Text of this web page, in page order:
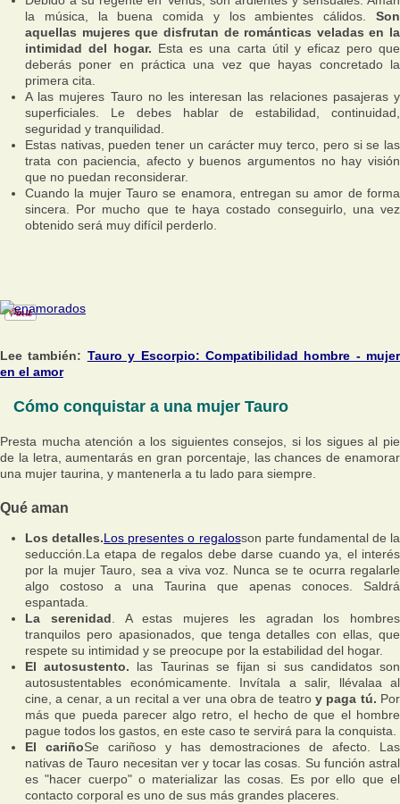
la música, la buena comida y los ambientes cálidos. Son
aquellas mujeres que disfrutan de románticas veladas en la
intimidad del hogar. Esta es una carta útil y eficaz pero que
deberás poner en práctica una vez que hayas concretado la
primera cita.
A las mujeres Tauro no les interesan las relaciones pasajeras y
superficiales. Le debes hablar de estabilidad, continuidad,
seguridad y tranquilidad.
Estas nativas, pueden tener un carácter muy terco, pero si se las
trata con paciencia, afecto y buenos argumentos no hay visión
que no puedan reconsiderar.
Cuando la mujer Tauro se enamora, entregan su amor de forma
sincera. Por mucho que te haya costado conseguirlo, una vez
obtenido será muy difícil perderlo.
Lee también: Tauro y Escorpio: Compatibilidad hombre - mujer
en el amor
Cómo conquistar a una mujer Tauro
Presta mucha atención a los siguientes consejos, si los sigues al pie
de la letra, aumentarás en gran porcentaje, las chances de enamorar
una mujer taurina, y mantenerla a tu lado para siempre.
Qué aman
Los detalles.Los presentes o regalosson parte fundamental de la
seducción.La etapa de regalos debe darse cuando ya, el interés
por la mujer Tauro, sea a viva voz. Nunca se te ocurra regalarle
algo costoso a una Taurina que apenas conoces. Saldrá
espantada.
La serenidad. A estas mujeres les agradan los hombres
tranquilos pero apasionados, que tenga detalles con ellas, que
respete su intimidad y se preocupe por la estabilidad del hogar.
El autosustento. las Taurinas se fijan si sus candidatos son
autosustentables económicamente. Invítala a salir, llévalaa al
cine, a cenar, a un recital a ver una obra de teatro y paga tú. Por
más que pueda parecer algo retro, el hecho de que el hombre
pague todos los gastos, en este caso te servirá para la conquista.
El cariñoSe cariñoso y has demostraciones de afecto. Las
nativas de Tauro necesitan ver y tocar las cosas. Su función astral
es "hacer cuerpo" o materializar las cosas. Es por ello que el
contacto corporal es uno de sus más grandes placeres.